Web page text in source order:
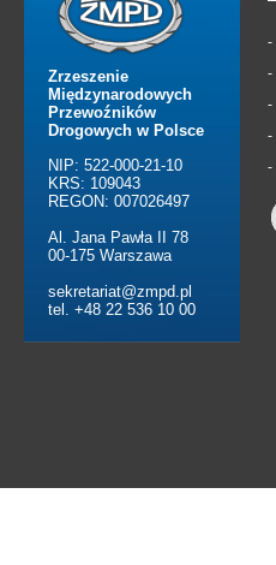
Zrzeszenie
Międzynarodowych
Przewoźników
Drogowych w Polsce
NIP: 522-000-21-10
KRS: 109043
REGON: 007026497
Al. Jana Pawła II 78
00-175 Warszawa
sekretariat@zmpd.pl
tel. +48 22 536 10 00
-
-
-
-
-